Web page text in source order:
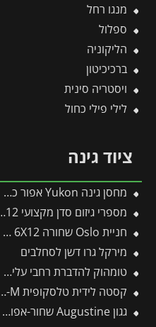
מנגו רחל
ספלול
הליקוניה
ברכיכיטון
ויסטריה סינית
לילי פילי כחול
ציוד גינה
מחסן גינה Yukon אפור כהה 3.3X4 מבית פלרם – קנופיה
מספרי גיזום סדן מקצועי 12 GG -תבור
חניית Oslo שחורה 6X12 מבית פלרם – Canopia
מירקל גרו דשן לסחלבים
טומהוק להדברת רחבי עלים (אגן) 1 ליטר
קסטה לידית טלסקופית ZS-M
גגון Augustine שחור-אפור 2.95*0.9 מבית פלרם – Canopia